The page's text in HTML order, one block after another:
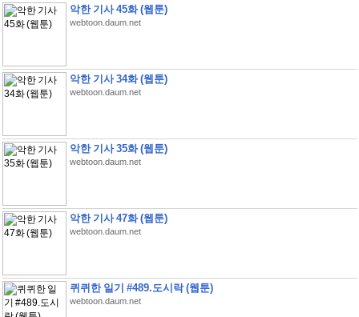
악한 기사 45화 (웹툰)
webtoon.daum.net
악한 기사 34화 (웹툰)
webtoon.daum.net
악한 기사 35화 (웹툰)
webtoon.daum.net
악한 기사 47화 (웹툰)
webtoon.daum.net
퀴퀴한 일기 #489.도시락 (웹툰)
webtoon.daum.net